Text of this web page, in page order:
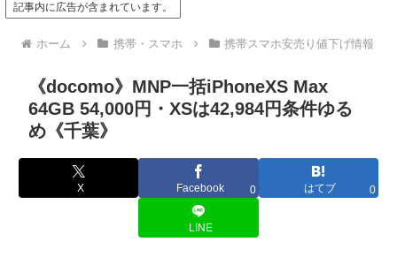
記事内に広告が含まれています。
ホーム 携帯・スマホ 携帯スマホ安売り値下げ情報
《docomo》MNP一括iPhoneXS Max
64GB 54,000円・XSは42,984円条件ゆる
め《千葉》
X Facebook 0 はてブ 0
LINE